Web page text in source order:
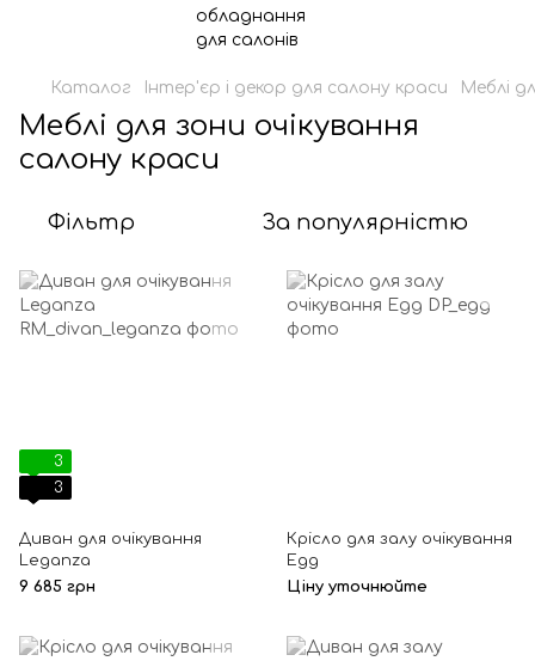
Каталог Інтер'єр і декор для салону краси Меблі
Меблі для зони очікування
салону краси
Фільтр За популярністю
3
3
Диван для очікування
Leganza
9 685 грн
Крісло для залу очікування
Egg
Ціну уточнюйте